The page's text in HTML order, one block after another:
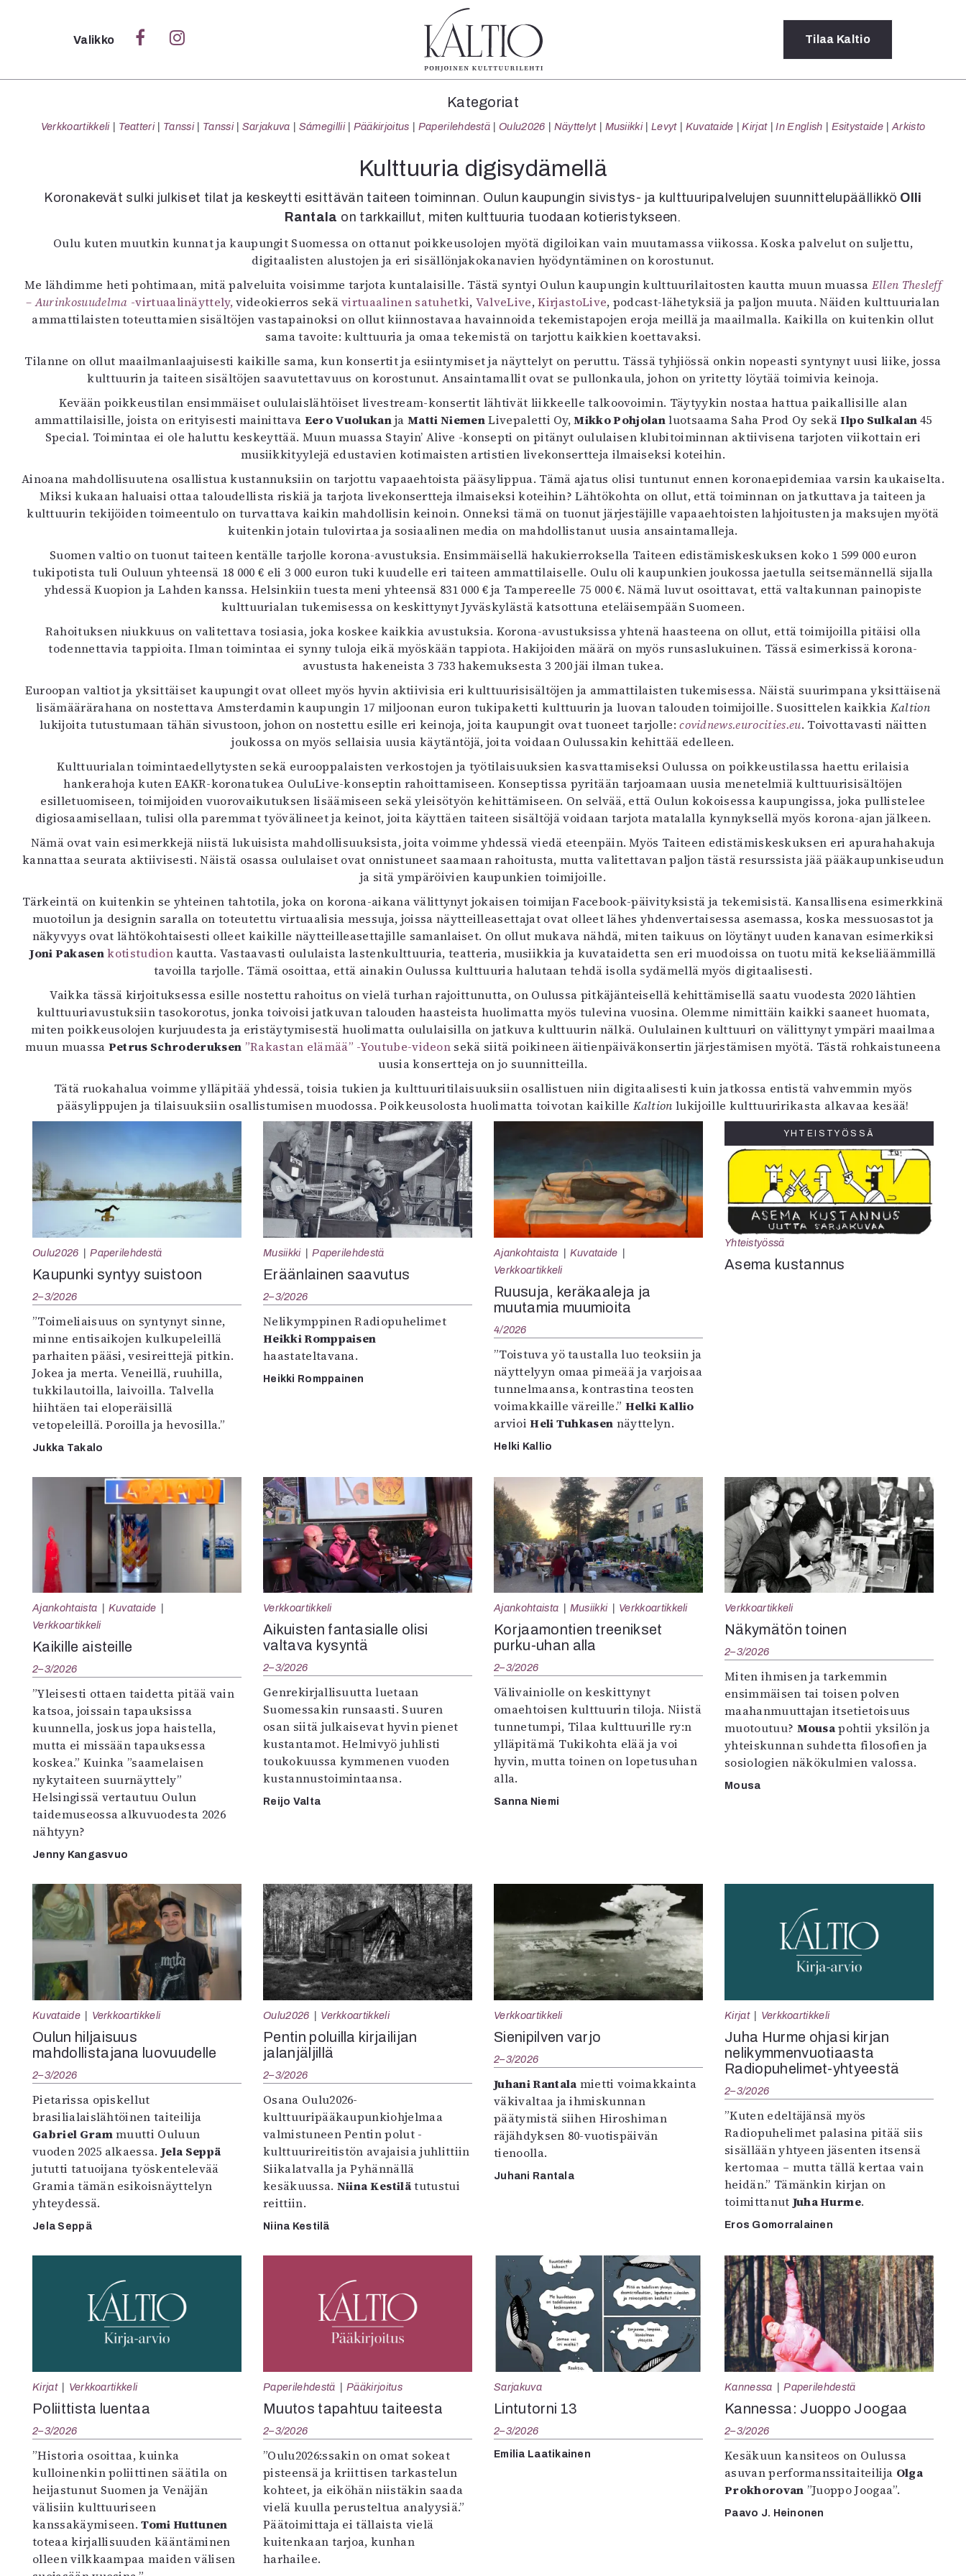
Sulje
Verkkoartikkeli
Tanssi
Tanssi
Sarjakuva
Sámegillii
Paperilehdestä
Oulu2026
Näyttelyt
Musiikki
Levyt
Kuvataide
In English
Esitystaide
Arkisto
Lehdet
4/2026
1/2026
6/2025
5/2025 saame
5/2025
Tilaus ja
Yhteistyössä
Toimitus
Mediatiedot
Kaltio ry
Valikko Tilaa Kaltio
Kategoriat
Verkkoartikkeli Teatteri Tanssi Tanssi Sarjakuva Sámegillii Pääkirjoitus Paperilehdestä Oulu2026 Näyttelyt Musiikki Levyt Kuvataide Kirjat In English Esitystaide Arkisto
Kulttuuria digisydämellä
Koronakevät sulki julkiset tilat ja keskeytti esittävän taiteen toiminnan. Oulun kaupungin sivistys- ja kulttuuripalvelujen suunnittelupäällikkö Olli
Rantala on tarkkaillut, miten kulttuuria tuodaan kotieristykseen.
Oulu kuten muutkin kunnat ja kaupungit Suomessa on ottanut poikkeusolojen myötä digiloikan vain muutamassa viikossa. Koska palvelut on suljettu,
digitaalisten alustojen ja eri sisällönjakokanavien hyödyntäminen on korostunut.
Me lähdimme heti pohtimaan, mitä palveluita voisimme tarjota kuntalaisille. Tästä syntyi Oulun kaupungin kulttuurilaitosten kautta muun muassa Ellen Thesleff
– Aurinkosuudelma -virtuaalinäyttely,videokierros sekävirtuaalinen satuhetki, ValveLive,KirjastoLive, podcast-lähetyksiä ja paljon muuta. Näiden kulttuurialan
ammattilaisten toteuttamien sisältöjen vastapainoksi on ollut kiinnostavaa havainnoida tekemistapojen eroja meillä ja maailmalla. Kaikilla on kuitenkin ollut
sama tavoite: kulttuuria ja omaa tekemistä on tarjottu kaikkien koettavaksi.
Tilanne on ollut maailmanlaajuisesti kaikille sama, kun konsertit ja esiintymiset ja näyttelyt on peruttu. Tässä tyhjiössä onkin nopeasti syntynyt uusi liike, jossa
kulttuurin ja taiteen sisältöjen saavutettavuus on korostunut. Ansaintamallit ovat se pullonkaula, johon on yritetty löytää toimivia keinoja.
Kevään poikkeustilan ensimmäiset oululaislähtöiset livestream-konsertit lähtivät liikkeelle talkoovoimin. Täytyykin nostaa hattua paikallisille alan
ammattilaisille, joista on erityisesti mainittava Eero VuolukanjaMatti NiemenLivepaletti Oy,Mikko Pohjolanluotsaama Saha Prod Oy sekäIlpo Sulkalan45
Special. Toimintaa ei ole haluttu keskeyttää. Muun muassa Stayin’ Alive -konsepti on pitänyt oululaisen klubitoiminnan aktiivisena tarjoten viikottain eri
musiikkityylejä edustavien kotimaisten artistien livekonsertteja ilmaiseksi koteihin.
Ainoana mahdollisuutena osallistua kustannuksiin on tarjottu vapaaehtoista pääsylippua. Tämä ajatus olisi tuntunut ennen koronaepidemiaa varsin kaukaiselta.
Miksi kukaan haluaisi ottaa taloudellista riskiä ja tarjota livekonsertteja ilmaiseksi koteihin? Lähtökohta on ollut, että toiminnan on jatkuttava ja taiteen ja
kulttuurin tekijöiden toimeentulo on turvattava kaikin mahdollisin keinoin. Onneksi tämä on tuonut järjestäjille vapaaehtoisten lahjoitusten ja maksujen myötä
kuitenkin jotain tulovirtaa ja sosiaalinen media on mahdollistanut uusia ansaintamalleja.
Suomen valtio on tuonut taiteen kentälle tarjolle korona-avustuksia. Ensimmäisellä hakukierroksella Taiteen edistämiskeskuksen koko 1 599 000 euron
tukipotista tuli Ouluun yhteensä 18 000 € eli 3 000 euron tuki kuudelle eri taiteen ammattilaiselle. Oulu oli kaupunkien joukossa jaetulla seitsemännellä sijalla
yhdessä Kuopion ja Lahden kanssa. Helsinkiin tuesta meni yhteensä 831 000 € ja Tampereelle 75 000 €. Nämä luvut osoittavat, että valtakunnan painopiste
kulttuurialan tukemisessa on keskittynyt Jyväskylästä katsottuna eteläisempään Suomeen.
Rahoituksen niukkuus on valitettava tosiasia, joka koskee kaikkia avustuksia. Korona-avustuksissa yhtenä haasteena on ollut, että toimijoilla pitäisi olla
todennettavia tappioita. Ilman toimintaa ei synny tuloja eikä myöskään tappiota. Hakijoiden määrä on myös runsaslukuinen. Tässä esimerkissä korona-
avustusta hakeneista 3 733 hakemuksesta 3 200 jäi ilman tukea.
Euroopan valtiot ja yksittäiset kaupungit ovat olleet myös hyvin aktiivisia eri kulttuurisisältöjen ja ammattilaisten tukemisessa. Näistä suurimpana yksittäisenä
lisämäärärahana on nostettava Amsterdamin kaupungin 17 miljoonan euron tukipaketti kulttuurin ja luovan talouden toimijoille. Suosittelen kaikkia Kaltion
lukijoita tutustumaan tähän sivustoon, johon on nostettu esille eri keinoja, joita kaupungit ovat tuoneet tarjolle:covidnews.eurocities.eu. Toivottavasti näitten
joukossa on myös sellaisia uusia käytäntöjä, joita voidaan Oulussakin kehittää edelleen.
Kulttuurialan toimintaedellytysten sekä eurooppalaisten verkostojen ja työtilaisuuksien kasvattamiseksi Oulussa on poikkeustilassa haettu erilaisia
hankerahoja kuten EAKR-koronatukea OuluLive-konseptin rahoittamiseen. Konseptissa pyritään tarjoamaan uusia menetelmiä kulttuurisisältöjen
esilletuomiseen, toimijoiden vuorovaikutuksen lisäämiseen sekä yleisötyön kehittämiseen. On selvää, että Oulun kokoisessa kaupungissa, joka pullistelee
digiosaamisellaan, tulisi olla paremmat työvälineet ja keinot, joita käyttäen taiteen sisältöjä voidaan tarjota matalalla kynnyksellä myös korona-ajan jälkeen.
Nämä ovat vain esimerkkejä niistä lukuisista mahdollisuuksista, joita voimme yhdessä viedä eteenpäin. Myös Taiteen edistämiskeskuksen eri apurahahakuja
kannattaa seurata aktiivisesti. Näistä osassa oululaiset ovat onnistuneet saamaan rahoitusta, mutta valitettavan paljon tästä resurssista jää pääkaupunkiseudun
ja sitä ympäröivien kaupunkien toimijoille.
Tärkeintä on kuitenkin se yhteinen tahtotila, joka on korona-aikana välittynyt jokaisen toimijan Facebook-päivityksistä ja tekemisistä. Kansallisena esimerkkinä
muotoilun ja designin saralla on toteutettu virtuaalisia messuja, joissa näytteilleasettajat ovat olleet lähes yhdenvertaisessa asemassa, koska messuosastot ja
näkyvyys ovat lähtökohtaisesti olleet kaikille näytteilleasettajille samanlaiset. On ollut mukava nähdä, miten taikuus on löytänyt uuden kanavan esimerkiksi
Joni Pakasenkotistudionkautta. Vastaavasti oululaista lastenkulttuuria, teatteria, musiikkia ja kuvataidetta sen eri muodoissa on tuotu mitä kekseliäämmillä
tavoilla tarjolle. Tämä osoittaa, että ainakin Oulussa kulttuuria halutaan tehdä isolla sydämellä myös digitaalisesti.
Vaikka tässä kirjoituksessa esille nostettu rahoitus on vielä turhan rajoittunutta, on Oulussa pitkäjänteisellä kehittämisellä saatu vuodesta 2020 lähtien
kulttuuriavustuksiin tasokorotus, jonka toivoisi jatkuvan talouden haasteista huolimatta myös tulevina vuosina. Olemme nimittäin kaikki saaneet huomata,
miten poikkeusolojen kurjuudesta ja eristäytymisestä huolimatta oululaisilla on jatkuva kulttuurin nälkä. Oululainen kulttuuri on välittynyt ympäri maailmaa
muun muassa Petrus Schroderuksen ”Rakastan elämää” -Youtube-videon sekä siitä poikineen äitienpäiväkonsertin järjestämisen myötä. Tästä rohkaistuneena
uusia konsertteja on jo suunnitteilla.
Tätä ruokahalua voimme ylläpitää yhdessä, toisia tukien ja kulttuuritilaisuuksiin osallistuen niin digitaalisesti kuin jatkossa entistä vahvemmin myös
pääsylippujen ja tilaisuuksiin osallistumisen muodossa. Poikkeusolosta huolimatta toivotan kaikille Kaltionlukijoille kulttuuririkasta alkavaa kesää!
Oulu2026 Paperilehdestä
Kaupunki syntyy suistoon
2–3/2026
”Toimeliaisuus on syntynyt sinne,
minne entisaikojen kulkupeleillä
parhaiten pääsi, vesireittejä pitkin.
Jokea ja merta. Veneillä, ruuhilla,
tukkilautoilla, laivoilla. Talvella
hiihtäen tai eloperäisillä
vetopeleillä. Poroilla ja hevosilla.”
Jukka Takalo
Musiikki Paperilehdestä
Eräänlainen saavutus
2–3/2026
Nelikymppinen Radiopuhelimet
Heikki Romppaisen
haastateltavana.
Heikki Romppainen
Ajankohtaista
Kuvataide
Verkkoartikkeli
Ruusuja, keräkaaleja ja
muutamia muumioita
4/2026
”Toistuva yö taustalla luo teoksiin ja
näyttelyyn omaa pimeää ja varjoisaa
tunnelmaansa, kontrastina teosten
voimakkaille väreille.” Helki Kallio
arvioiHeli Tuhkasen näyttelyn.
Helki Kallio
YHTEISTYÖSSÄ
Yhteistyössä
Asema kustannus
Ajankohtaista
Kuvataide
Verkkoartikkeli
Kaikille aisteille
2–3/2026
”Yleisesti ottaen taidetta pitää vain
katsoa, joissain tapauksissa
kuunnella, joskus jopa haistella,
mutta ei missään tapauksessa
koskea.” Kuinka ”saamelaisen
nykytaiteen suurnäyttely”
Helsingissä vertautuu Oulun
taidemuseossa alkuvuodesta 2026
nähtyyn?
Jenny Kangasvuo
Verkkoartikkeli
Aikuisten fantasialle olisi
valtava kysyntä
2–3/2026
Genrekirjallisuutta luetaan
Suomessakin runsaasti. Suuren
osan siitä julkaisevat hyvin pienet
kustantamot. Helmivyö juhlisti
toukokuussa kymmenen vuoden
kustannustoimintaansa.
Reijo Valta
Ajankohtaista Musiikki Verkkoartikkeli
Korjaamontien treenikset
purku-uhan alla
2–3/2026
Välivainiolle on keskittynyt
omaehtoisen kulttuurin tiloja. Niistä
tunnetumpi, Tilaa kulttuurille ry:n
ylläpitämä Tukikohta elää ja voi
hyvin, mutta toinen on lopetusuhan
alla.
Sanna Niemi
Verkkoartikkeli
Näkymätön toinen
2–3/2026
Miten ihmisen ja tarkemmin
ensimmäisen tai toisen polven
maahanmuuttajan itsetietoisuus
muotoutuu? Mousapohtii yksilön ja
yhteiskunnan suhdetta filosofien ja
sosiologien näkökulmien valossa.
Mousa
Kuvataide Verkkoartikkeli
Oulun hiljaisuus
mahdollistajana luovuudelle
2–3/2026
Pietarissa opiskellut
brasilialaislähtöinen taiteilija
Gabriel Grammuutti Ouluun
vuoden 2025 alkaessa.Jela Seppä
jututti tatuoijana työskentelevää
Gramia tämän esikoisnäyttelyn
yhteydessä.
Jela Seppä
Oulu2026 Verkkoartikkeli
Pentin poluilla kirjailijan
jalanjäljillä
2–3/2026
Osana Oulu2026-
kulttuuripääkaupunkiohjelmaa
valmistuneen Pentin polut -
kulttuurireitistön avajaisia juhlittiin
Siikalatvalla ja Pyhännällä
kesäkuussa. Niina Kestilätutustui
reittiin.
Niina Kestilä
Verkkoartikkeli
Sienipilven varjo
2–3/2026
Juhani Rantala mietti voimakkainta
väkivaltaa ja ihmiskunnan
päätymistä siihen Hiroshiman
räjähdyksen 80-vuotispäivän
tienoolla.
Juhani Rantala
Kirjat Verkkoartikkeli
Juha Hurme ohjasi kirjan
nelikymmenvuotiaasta
Radiopuhelimet-yhtyeestä
2–3/2026
”Kuten edeltäjänsä myös
Radiopuhelimet palasina pitää siis
sisällään yhtyeen jäsenten itsensä
kertomaa – mutta tällä kertaa vain
heidän.” Tämänkin kirjan on
toimittanut Juha Hurme.
Eros Gomorralainen
Kirjat Verkkoartikkeli
Poliittista luentaa
2–3/2026
”Historia osoittaa, kuinka
kulloinenkin poliittinen säätila on
heijastunut Suomen ja Venäjän
välisiin kulttuuriseen
kanssakäymiseen.Tomi Huttunen
toteaa kirjallisuuden kääntäminen
olleen vilkkaampaa maiden välisen
Paperilehdestä Pääkirjoitus
Muutos tapahtuu taiteesta
2–3/2026
”Oulu2026:ssakin on omat sokeat
pisteensä ja kriittisen tarkastelun
kohteet, ja eiköhän niistäkin saada
vielä kuulla perusteltua analyysiä.”
Päätoimittaja ei tällaista vielä
kuitenkaan tarjoa, kunhan
harhailee.
Sarjakuva
Lintutorni 13
2–3/2026
Emilia Laatikainen
Kannessa Paperilehdestä
Kannessa: Juoppo Joogaa
2–3/2026
Kesäkuun kansiteos on Oulussa
asuvan performanssitaiteilija Olga
Prokhorovan ”Juoppo Joogaa”.
Paavo J. Heinonen